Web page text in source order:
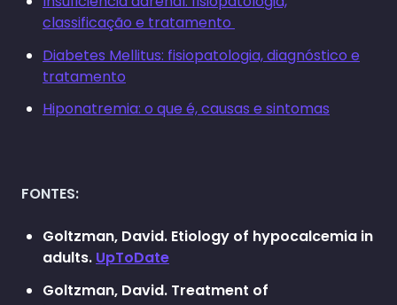
classificação e tratamento
Diabetes Mellitus: fisiopatologia, diagnóstico e
tratamento
Hiponatremia: o que é, causas e sintomas
FONTES:
Goltzman, David. Etiology of hypocalcemia in
adults. UpToDate
Goltzman, David. Treatment of